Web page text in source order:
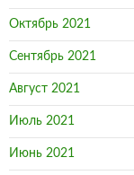
Октябрь 2021
Сентябрь 2021
Август 2021
Июль 2021
Июнь 2021